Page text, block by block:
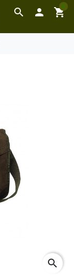
search  shopping_cart
0
search